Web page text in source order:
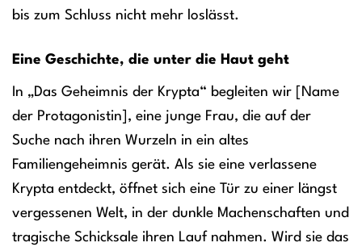
bis zum Schluss nicht mehr loslässt.
Eine Geschichte, die unter die Haut geht
In „Das Geheimnis der Krypta“ begleiten wir [Name
der Protagonistin], eine junge Frau, die auf der
Suche nach ihren Wurzeln in ein altes
Familiengeheimnis gerät. Als sie eine verlassene
Krypta entdeckt, öffnet sich eine Tür zu einer längst
vergessenen Welt, in der dunkle Machenschaften und
tragische Schicksale ihren Lauf nahmen. Wird sie das